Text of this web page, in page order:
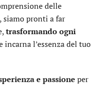
delle
siamo pronti a far
trasformando ogni
incarna l’essenza del tuo
e passione per